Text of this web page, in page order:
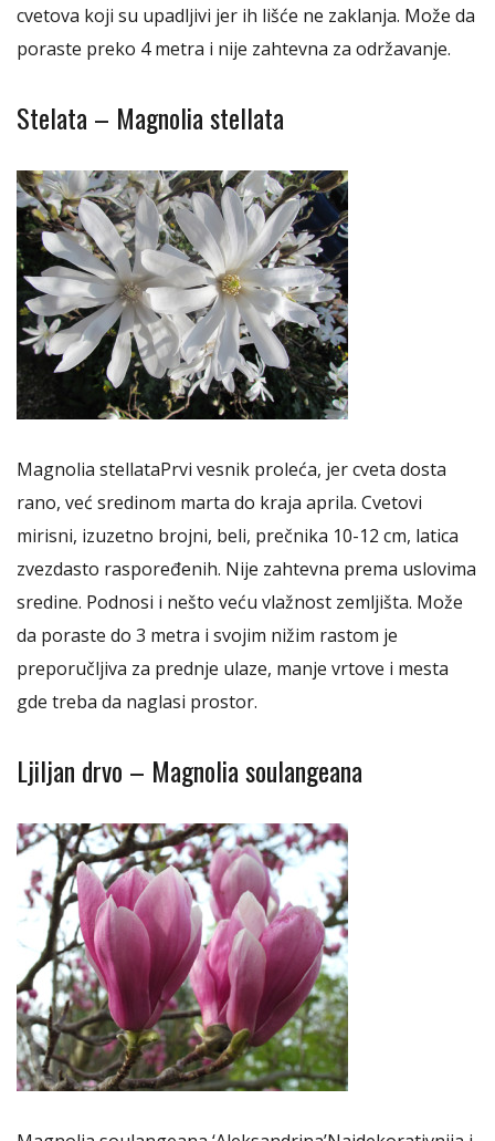
cvetova koji su upadljivi jer ih lišće ne zaklanja. Može da
poraste preko 4 metra i nije zahtevna za održavanje.
Stelata – Magnolia stellata
Magnolia stellataPrvi vesnik proleća, jer cveta dosta
rano, već sredinom marta do kraja aprila. Cvetovi
mirisni, izuzetno brojni, beli, prečnika 10-12 cm, latica
zvezdasto raspoređenih. Nije zahtevna prema uslovima
sredine. Podnosi i nešto veću vlažnost zemljišta. Može
da poraste do 3 metra i svojim nižim rastom je
preporučljiva za prednje ulaze, manje vrtove i mesta
gde treba da naglasi prostor.
Ljiljan drvo – Magnolia soulangeana